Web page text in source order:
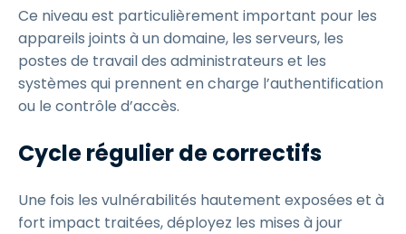
Ce niveau est particulièrement important pour les
appareils joints à un domaine, les serveurs, les
postes de travail des administrateurs et les
systèmes qui prennent en charge l’authentification
ou le contrôle d’accès.
Cycle régulier de correctifs
Une fois les vulnérabilités hautement exposées et à
fort impact traitées, déployez les mises à jour